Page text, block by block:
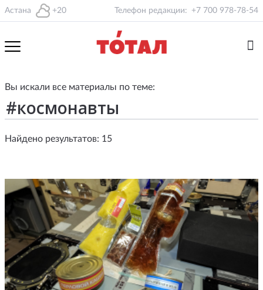
Астана +20 Телефон редакции: +7 700 978-78-54
Вы искали все материалы по теме:
Найдено результатов: 15